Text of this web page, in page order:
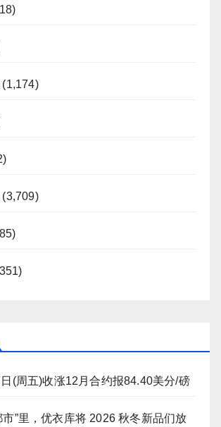
(1,174)
(3,709)
(周五)收涨12月合约报84.40美分/磅
市”里，优衣库将 2026 秋冬新品们放